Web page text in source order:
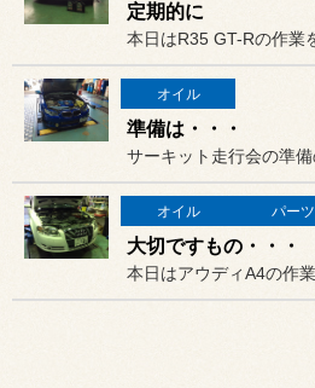
定期的に
オイル
準備は・・・
オイル パーツ
大切ですもの・・・